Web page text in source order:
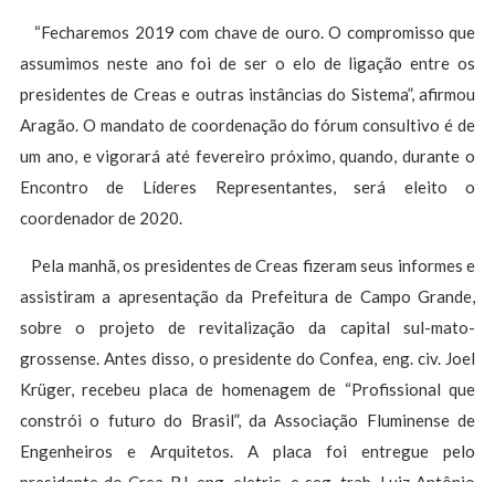
“Fecharemos 2019 com chave de ouro. O compromisso que
assumimos neste ano foi de ser o elo de ligação entre os
presidentes de Creas e outras instâncias do Sistema”, afirmou
Aragão. O mandato de coordenação do fórum consultivo é de
um ano, e vigorará até fevereiro próximo, quando, durante o
Encontro de Líderes Representantes, será eleito o
coordenador de 2020.
Pela manhã, os presidentes de Creas fizeram seus informes e
assistiram a apresentação da Prefeitura de Campo Grande,
sobre o projeto de revitalização da capital sul-mato-
grossense. Antes disso, o presidente do Confea, eng. civ. Joel
Krüger, recebeu placa de homenagem de “Profissional que
constrói o futuro do Brasil”, da Associação Fluminense de
Engenheiros e Arquitetos. A placa foi entregue pelo